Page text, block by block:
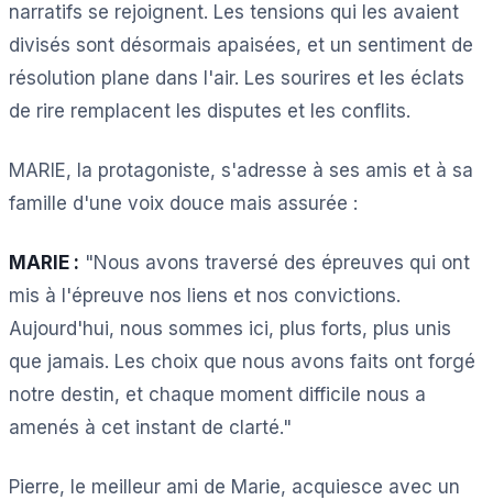
narratifs se rejoignent. Les tensions qui les avaient
divisés sont désormais apaisées, et un sentiment de
résolution plane dans l'air. Les sourires et les éclats
de rire remplacent les disputes et les conflits.
MARIE, la protagoniste, s'adresse à ses amis et à sa
famille d'une voix douce mais assurée :
MARIE : "Nous avons traversé des épreuves qui ont
mis à l'épreuve nos liens et nos convictions.
Aujourd'hui, nous sommes ici, plus forts, plus unis
que jamais. Les choix que nous avons faits ont forgé
notre destin, et chaque moment difficile nous a
amenés à cet instant de clarté."
Pierre, le meilleur ami de Marie, acquiesce avec un